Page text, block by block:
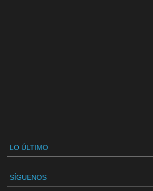
LO ÚLTIMO
SÍGUENOS